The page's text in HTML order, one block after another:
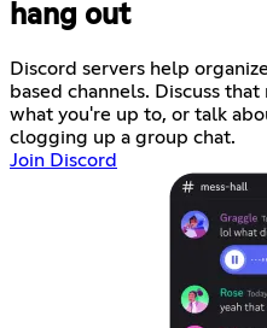
hang out
Discord servers help
based channels. Discuss
what you're up to, or talk
clogging up a group chat.
Join Discord